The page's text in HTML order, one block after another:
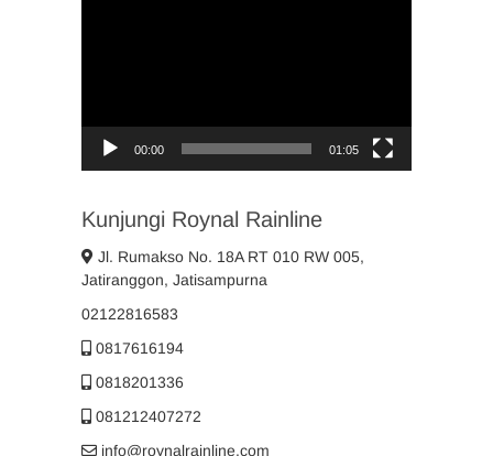
00:00 01:05
Kunjungi Roynal Rainline
Jl. Rumakso No. 18A RT 010 RW 005,
Jatiranggon, Jatisampurna
02122816583
0817616194
0818201336
081212407272
info@roynalrainline.com